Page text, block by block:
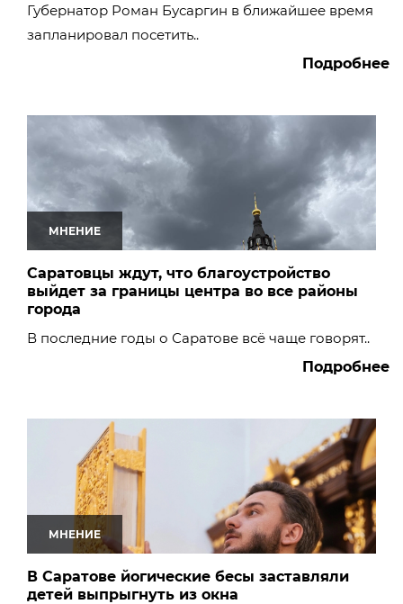
Губернатор Роман Бусаргин в ближайшее время
запланировал посетить..
Подробнее
МНЕНИЕ
Саратовцы ждут, что благоустройство
выйдет за границы центра во все районы
города
В последние годы о Саратове всё чаще говорят..
Подробнее
МНЕНИЕ
В Саратове йогические бесы заставляли
детей выпрыгнуть из окна